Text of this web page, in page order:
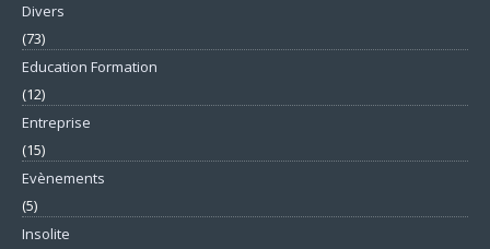
Divers
(73)
Education Formation
(12)
Entreprise
(15)
Evènements
(5)
Insolite